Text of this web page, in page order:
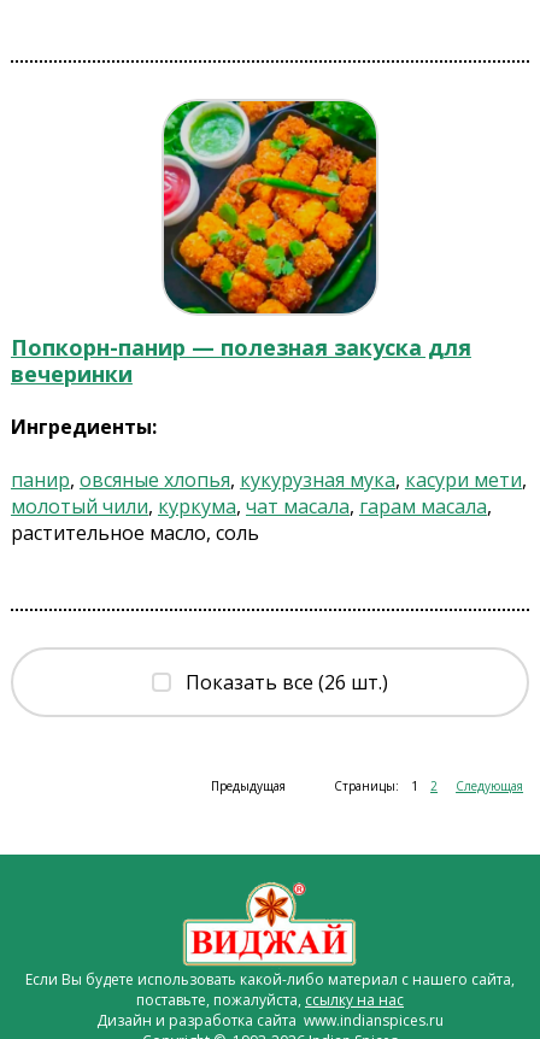
Попкорн-панир — полезная закуска для
вечеринки
Ингредиенты:
панир, овсяные хлопья, кукурузная мука, касури мети,
молотый чили, куркума, чат масала, гарам масала,
растительное масло, соль
Показать все (26 шт.)
Предыдущая Страницы: 1 2 Следующая
Если Вы будете использовать какой-либо материал с нашего сайта,
поставьте, пожалуйста, ссылку на нас
Дизайн и разработка сайта www.indianspices.ru